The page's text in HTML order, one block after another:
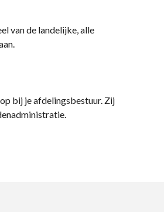
van de landelijke, alle
bij je afdelingsbestuur. Zij